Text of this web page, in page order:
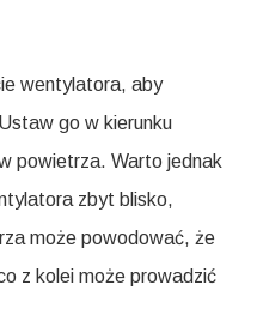
wentylatora, aby
go w kierunku
powietrza. Warto jednak
zbyt blisko,
może powodować, że
z kolei może prowadzić